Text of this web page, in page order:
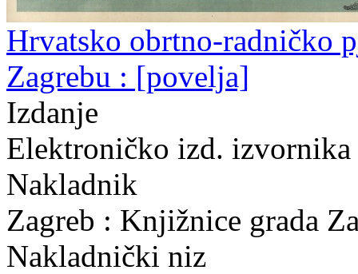
Hrvatsko obrtno-radničko
Zagrebu : [povelja]
Izdanje
Elektroničko izd. izvornika
Nakladnik
Zagreb : Knjižnice grada
Nakladnički niz